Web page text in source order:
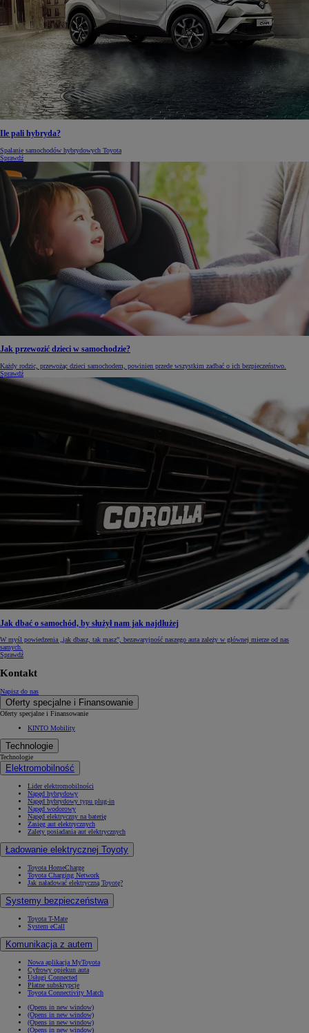
Ile pali hybryda?
Spalanie samochodów hybrydowych Toyota
Sprawdź
Jak przewozić dzieci w samochodzie?
Każdy rodzic, przewożąc dzieci samochodem, powinien przede wszystkim zadbać o ich bezpieczeństwo.
Sprawdź
Jak dbać o samochód, by służył nam jak najdłużej
W myśl powiedzenia „jak dbasz, tak masz”, bezawaryjność naszego auta zależy w głównej mierze od nas
samych.
Sprawdź
Kontakt
Napisz do nas
Oferty specjalne i Finansowanie
Oferty specjalne i Finansowanie
KINTO Mobility
Technologie
Technologie
Elektromobilność
Lider elektromobilności
Napęd hybrydowy
Napęd hybrydowy typu plug-in
Napęd wodorowy
Napęd elektryczny na baterię
Zasięg aut elektrycznych
Zalety posiadania aut elektrycznych
Ładowanie elektrycznej Toyoty
Toyota HomeCharge
Toyota Charging Network
Jak naładować elektryczną Toyotę?
Systemy bezpieczeństwa
Toyota T-Mate
System eCall
Komunikacja z autem
Nowa aplikacja MyToyota
Cyfrowy opiekun auta
Usługi Connected
Płatne subskrypcje
Toyota Connectivity Match
(Opens in new window)
(Opens in new window)
(Opens in new window)
(Opens in new window)